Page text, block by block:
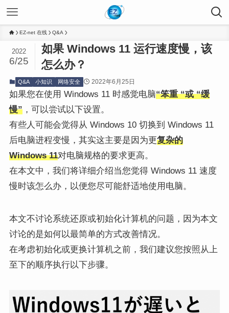
EZ-net 在线 Q&A
如果 Windows 11 运行速度慢，该
怎么办？
2022
6/25
Q&A 小知识 网络安全 2022年6月25日
如果您在使用 Windows 11 时感觉电脑“笨重 “或 “缓
慢”，可以尝试以下设置。
有些人可能会觉得从 Windows 10 切换到 Windows 11
后电脑进程变慢，其实这主要是因为更复杂的
Windows 11对电脑规格的要求更高。
在本文中，我们将详细介绍当您觉得 Windows 11 速度
慢时该怎么办，以便您尽可能舒适地使用电脑。
本文不讨论系统还原或初始化计算机的问题，因为本文
讨论的是如何以最简单的方式改善情况。
在考虑初始化或更换计算机之前，我们建议您按照从上
至下的顺序执行以下步骤。